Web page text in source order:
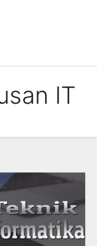
IT